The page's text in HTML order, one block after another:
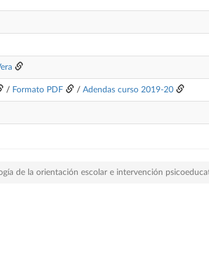
/ Formato PDF / Adendas curso 2019-20
de la orientación escolar e intervención